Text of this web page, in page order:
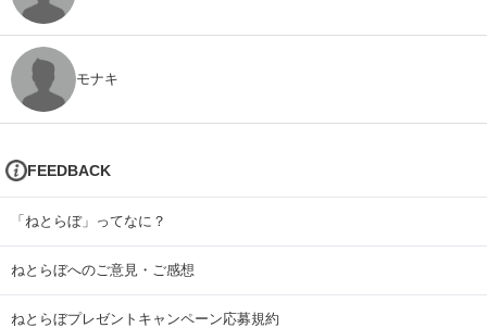
モナキ
FEEDBACK
「ねとらぼ」ってなに？
ねとらぼへのご意見・ご感想
ねとらぼプレゼントキャンペーン応募規約